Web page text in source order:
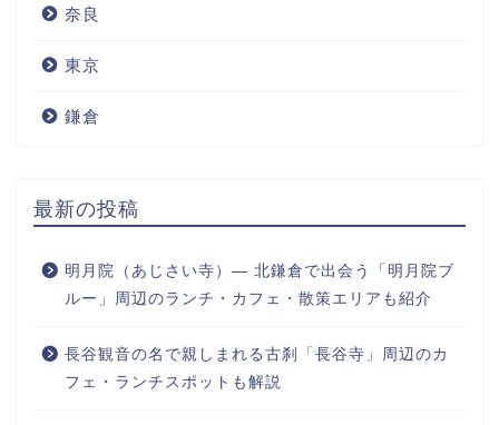
奈良
東京
鎌倉
最新の投稿
明月院（あじさい寺）― 北鎌倉で出会う「明月院ブ
ルー」周辺のランチ・カフェ・散策エリアも紹介
長谷観音の名で親しまれる古刹「長谷寺」周辺のカ
フェ・ランチスポットも解説